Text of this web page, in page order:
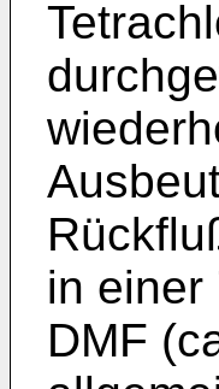
in einer
DMF